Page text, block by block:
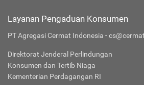
Layanan Pengaduan Konsumen
PT Agregasi Cermat Indonesia -
Direktorat Jenderal Perlindungan
Konsumen dan Tertib Niaga
Kementerian Perdagangan RI